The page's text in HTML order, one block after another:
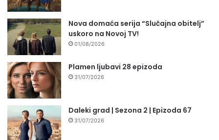
Nova domaća serija “Slučajna obitelj”
uskoro na Novoj TV!
01/08/2026
Plamen ljubavi 28 epizoda
31/07/2026
Daleki grad | Sezona 2 | Epizoda 67
31/07/2026